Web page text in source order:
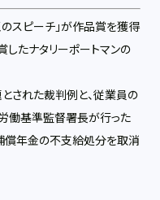
スピーチ」が作品賞を獲得
たナタリーポートマンの
された裁判例と、従業員の
働基準監督署長が行った
年金の不支給処分を取消